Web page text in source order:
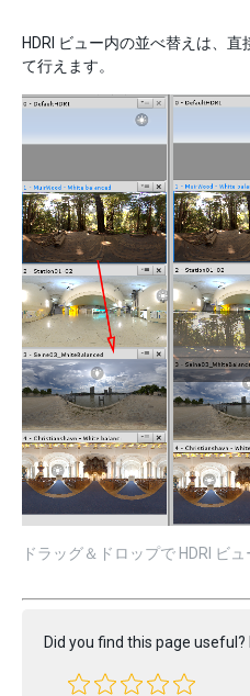
HDRI ビュー内の並べ替えは、直
て行えます。
ドラッグ＆ドロップで HDRI ビ
Did you find this page